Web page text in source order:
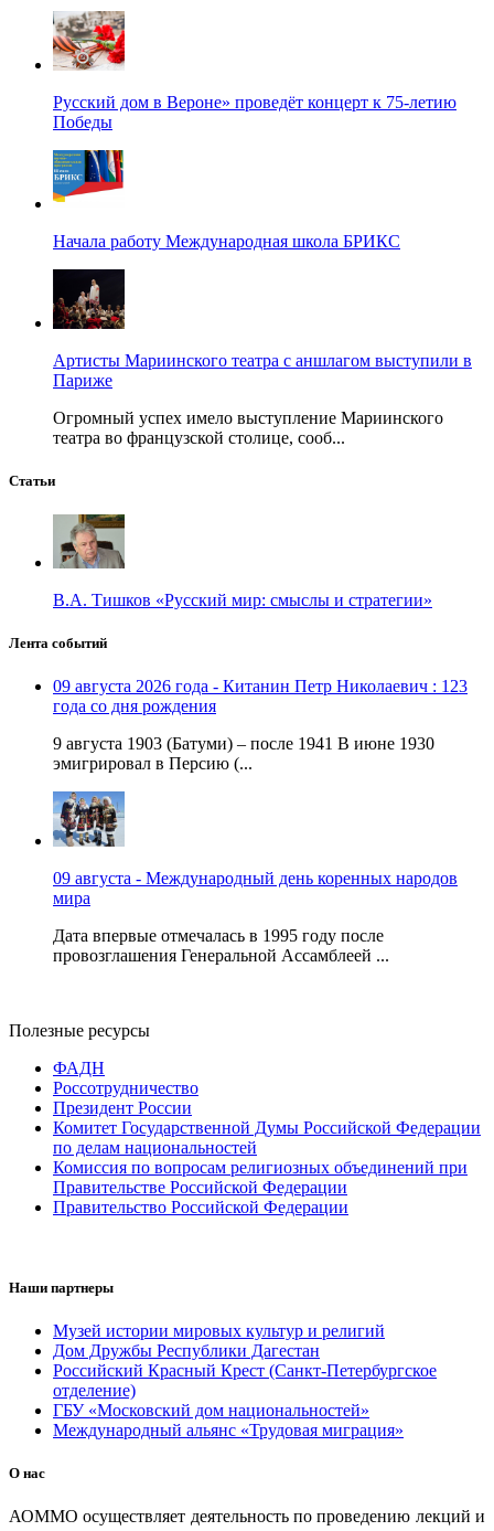
Русский дом в Вероне» проведёт концерт к 75-летию
Победы
Начала работу Международная школа БРИКС
Артисты Мариинского театра с аншлагом выступили в
Париже
Огромный успех имело выступление Мариинского
театра во французской столице, сооб...
Статьи
В.А. Тишков «Русский мир: смыслы и стратегии»
Лента событий
09 августа 2026 года - Китанин Петр Николаевич : 123
года со дня рождения
9 августа 1903 (Батуми) – после 1941 В июне 1930
эмигрировал в Персию (...
09 августа - Международный день коренных народов
мира
Дата впервые отмечалась в 1995 году после
провозглашения Генеральной Ассамблеей ...
Полезные ресурсы
ФАДН
Россотрудничество
Президент России
Комитет Государственной Думы Российской Федерации
по делам национальностей
Комиссия по вопросам религиозных объединений при
Правительстве Российской Федерации
Правительство Российской Федерации
Наши партнеры
Музей истории мировых культур и религий
Дом Дружбы Республики Дагестан
Российский Красный Крест (Санкт-Петербургское
отделение)
ГБУ «Московский дом национальностей»
Международный альянс «Трудовая миграция»
О нас
АОММО осуществляет деятельность по проведению лекций и